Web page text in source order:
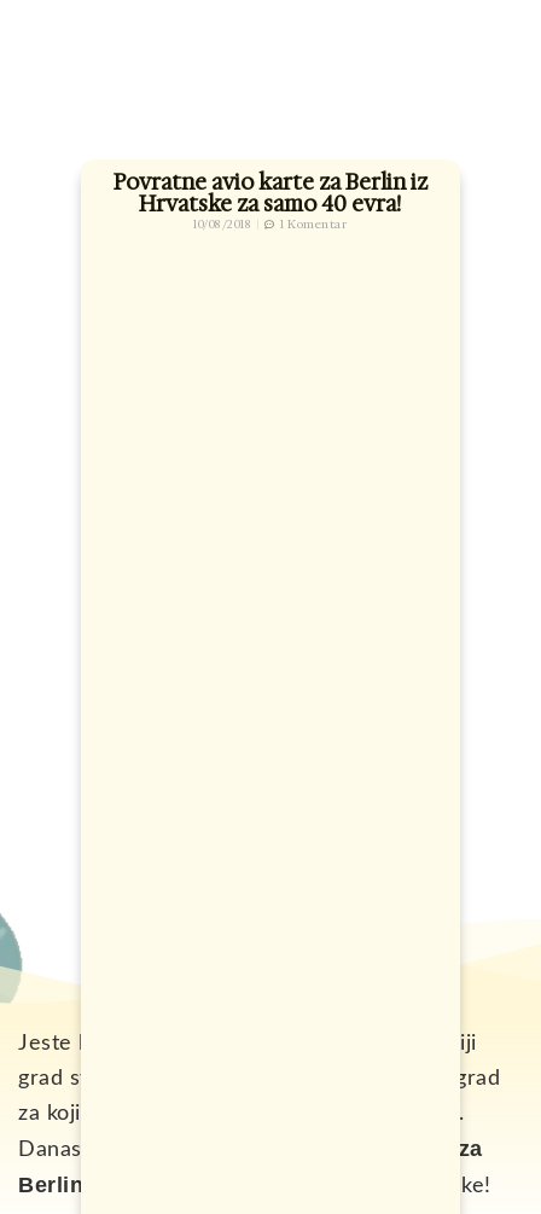
Povratne avio karte za Berlin iz
Hrvatske za samo 40 evra!
10/08/2018 1 Komentar
Jeste li za putovanje u Berlin, najalternativniji
grad svijeta? Mjesto koje nikada ne spava i grad
za koji kažu da ima najbolje žurke na planeti.
Danas vam donosimo
povratne avio karte za
Berlin za samo 40 evra
sa polaskom iz Rijeke!